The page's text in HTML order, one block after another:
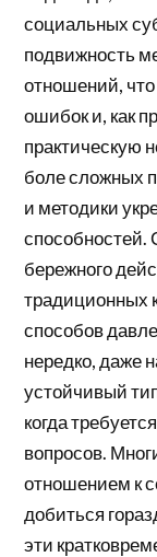
социальных
подвижность
отношений,
ошибок и, как
практическую
боле сложных
и методики
способностей.
бережного
традиционных
способов
нередко, даже
устойчивый
когда
вопросов.
отношением к
добиться
эти